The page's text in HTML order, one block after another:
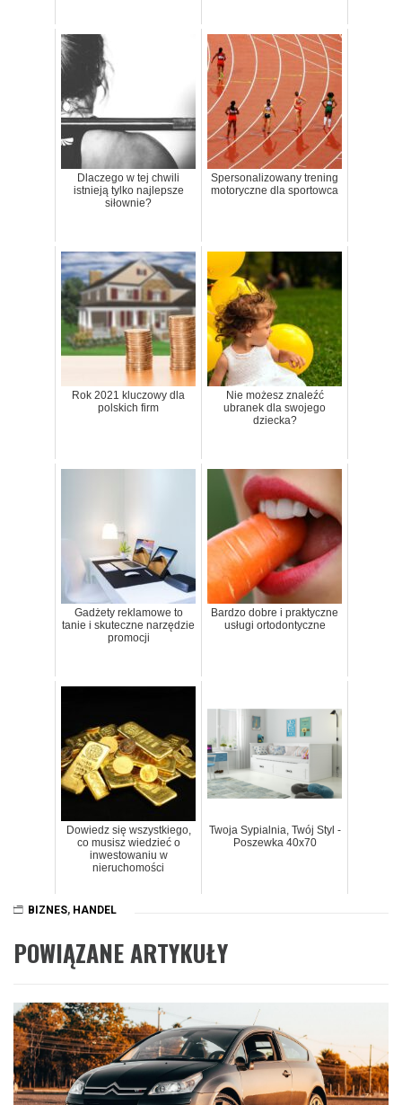
Dlaczego w tej chwili
istnieją tylko najlepsze
siłownie?
Spersonalizowany trening
motoryczne dla sportowca
Rok 2021 kluczowy dla
polskich firm
Nie możesz znaleźć
ubranek dla swojego
dziecka?
Gadżety reklamowe to
tanie i skuteczne narzędzie
promocji
Bardzo dobre i praktyczne
usługi ortodontyczne
Dowiedz się wszystkiego,
co musisz wiedzieć o
inwestowaniu w
nieruchomości
Twoja Sypialnia, Twój Styl -
Poszewka 40x70
BIZNES, HANDEL
POWIĄZANE ARTYKUŁY